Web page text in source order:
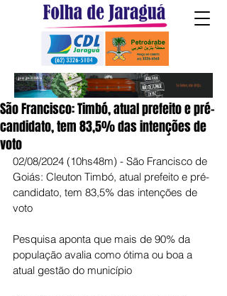
São Francisco: Timbó, atual prefeito e pré-
candidato, tem 83,5% das intenções de
voto
02/08/2024 (10hs48m) - São Francisco de
Goiás: Cleuton Timbó, atual prefeito e pré-
candidato, tem 83,5% das intenções de
voto
Pesquisa aponta que mais de 90% da
população avalia como ótima ou boa a
atual gestão do município